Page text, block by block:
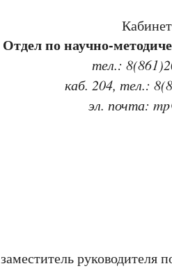
Отдел по научно-
тел.:
каб. 204, тел.:
эл. почта:
заместитель руководителя